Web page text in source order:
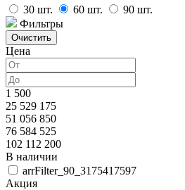
30 шт. 60 шт. 90 шт.
Фильтры
Цена
1 500
25 529 175
51 056 850
76 584 525
102 112 200
В наличии
arrFilter_90_3175417597
Акция